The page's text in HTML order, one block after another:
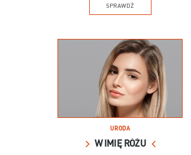
SPRAWDŹ
URODA
W IMIĘ RÓŻU